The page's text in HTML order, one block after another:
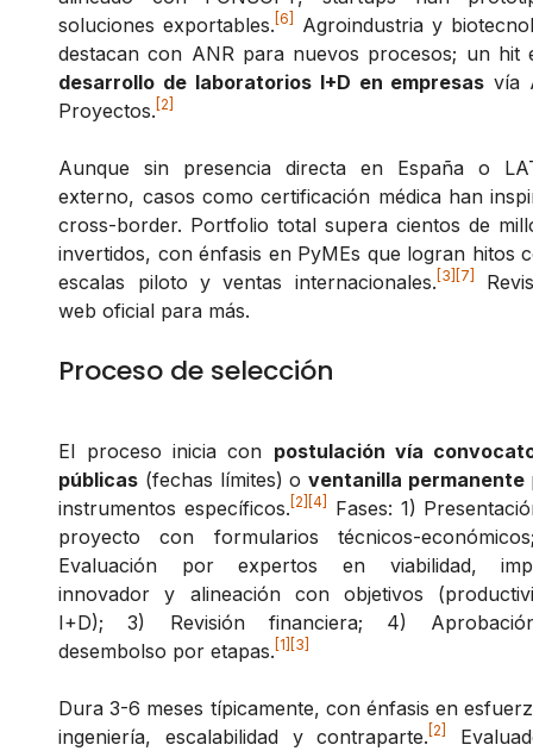
soluciones exportables. [6]
Agroindustria y
destacan con ANR para nuevos procesos; un hit
desarrollo de laboratorios I+D en empresas vía
Proyectos. [2]
Aunque sin presencia directa en España o
externo, casos como certificación médica han
cross-border. Portfolio total supera cientos de
invertidos, con énfasis en PyMEs que logran hitos
escalas piloto y ventas internacionales. [3] [7]
web oficial para más.
Proceso de selección
El proceso inicia con postulación vía
públicas (fechas límites) o ventanilla permanente
instrumentos específicos. [2] [4]
Fases: 1)
proyecto con formularios técnicos-
Evaluación por expertos en viabilidad,
innovador y alineación con objetivos
I+D); 3) Revisión financiera; 4)
desembolso por etapas. [1] [3]
Dura 3-6 meses típicamente, con énfasis en
ingeniería, escalabilidad y contraparte. [2]